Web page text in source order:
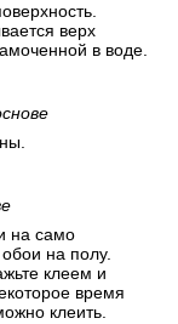
верх
в воде.
на само
на полу.
клеем и
время
клеить.